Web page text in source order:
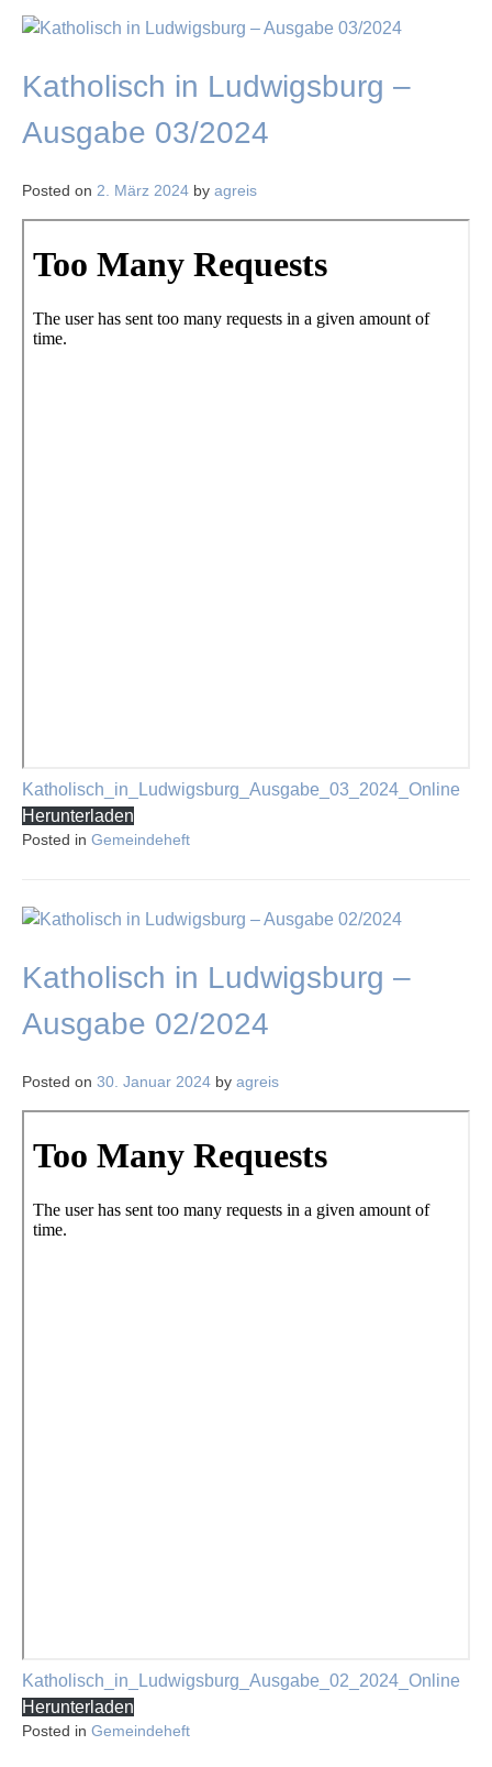
Katholisch in Ludwigsburg –
Ausgabe 03/2024
Posted on 2. März 2024 by agreis
Katholisch_in_Ludwigsburg_Ausgabe_03_2024_Online
Herunterladen
Posted in Gemeindeheft
Katholisch in Ludwigsburg –
Ausgabe 02/2024
Posted on 30. Januar 2024 by agreis
Katholisch_in_Ludwigsburg_Ausgabe_02_2024_Online
Herunterladen
Posted in Gemeindeheft